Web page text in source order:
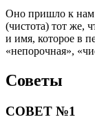
Оно пришло к нам
(чистота) тот же,
и имя, которое в
«непорочная»,
Советы
СОВЕТ №1